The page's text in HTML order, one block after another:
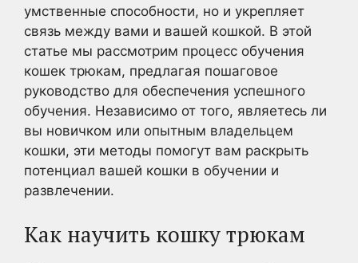
умственные способности, но и укрепляет
связь между вами и вашей кошкой. В этой
статье мы рассмотрим процесс обучения
кошек трюкам, предлагая пошаговое
руководство для обеспечения успешного
обучения. Независимо от того, являетесь ли
вы новичком или опытным владельцем
кошки, эти методы помогут вам раскрыть
потенциал вашей кошки в обучении и
развлечении.
Как научить кошку трюкам